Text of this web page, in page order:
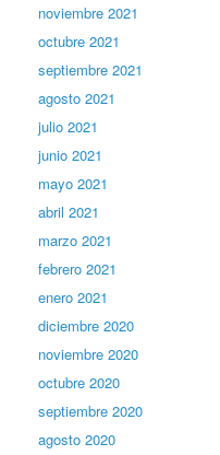
noviembre 2021
octubre 2021
septiembre 2021
agosto 2021
julio 2021
junio 2021
mayo 2021
abril 2021
marzo 2021
febrero 2021
enero 2021
diciembre 2020
noviembre 2020
octubre 2020
septiembre 2020
agosto 2020